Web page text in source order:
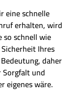
eine schnelle
erhalten, wird
so schnell wie
Ihres
daher
und
eigenes wäre.